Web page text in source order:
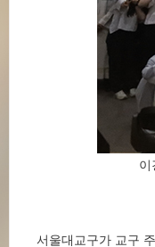
이
서울대교구가 교구